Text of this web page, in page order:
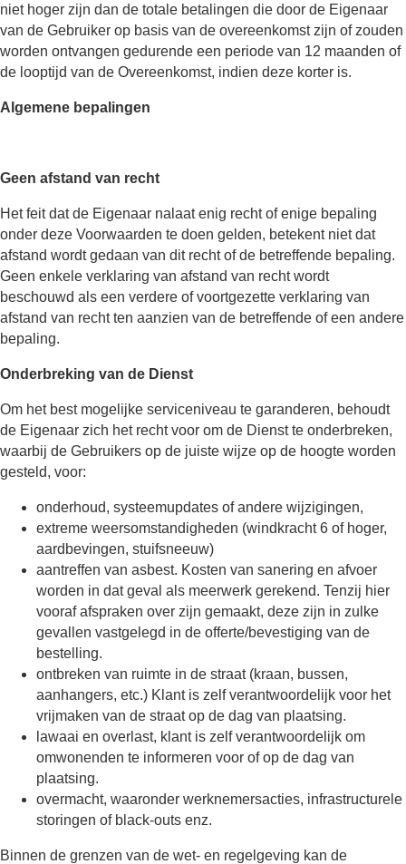
niet hoger zijn dan de totale betalingen die door de Eigenaar
van de Gebruiker op basis van de overeenkomst zijn of zouden
worden ontvangen gedurende een periode van 12 maanden of
de looptijd van de Overeenkomst, indien deze korter is.
Algemene bepalingen
Geen afstand van recht
Het feit dat de Eigenaar nalaat enig recht of enige bepaling
onder deze Voorwaarden te doen gelden, betekent niet dat
afstand wordt gedaan van dit recht of de betreffende bepaling.
Geen enkele verklaring van afstand van recht wordt
beschouwd als een verdere of voortgezette verklaring van
afstand van recht ten aanzien van de betreffende of een andere
bepaling.
Onderbreking van de Dienst
Om het best mogelijke serviceniveau te garanderen, behoudt
de Eigenaar zich het recht voor om de Dienst te onderbreken,
waarbij de Gebruikers op de juiste wijze op de hoogte worden
gesteld, voor:
onderhoud, systeemupdates of andere wijzigingen,
extreme weersomstandigheden (windkracht 6 of hoger,
aardbevingen, stuifsneeuw)
aantreffen van asbest. Kosten van sanering en afvoer
worden in dat geval als meerwerk gerekend. Tenzij hier
vooraf afspraken over zijn gemaakt, deze zijn in zulke
gevallen vastgelegd in de offerte/bevestiging van de
bestelling.
ontbreken van ruimte in de straat (kraan, bussen,
aanhangers, etc.) Klant is zelf verantwoordelijk voor het
vrijmaken van de straat op de dag van plaatsing.
lawaai en overlast, klant is zelf verantwoordelijk om
omwonenden te informeren voor of op de dag van
plaatsing.
overmacht, waaronder werknemersacties, infrastructurele
storingen of black-outs enz.
Binnen de grenzen van de wet- en regelgeving kan de